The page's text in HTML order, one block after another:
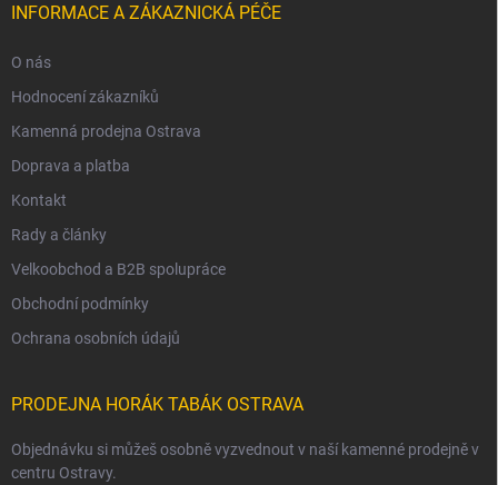
INFORMACE A ZÁKAZNICKÁ PÉČE
O nás
Hodnocení zákazníků
Kamenná prodejna Ostrava
Doprava a platba
Kontakt
Rady a články
Velkoobchod a B2B spolupráce
Obchodní podmínky
Ochrana osobních údajů
PRODEJNA HORÁK TABÁK OSTRAVA
Objednávku si můžeš osobně vyzvednout v naší kamenné prodejně v
centru Ostravy.